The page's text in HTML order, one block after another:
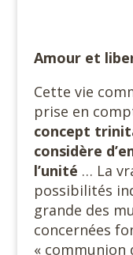
Amour et
Cette vie
prise en
concept
considère
l’unité … La
possibilités
grande des
concernées
« communion